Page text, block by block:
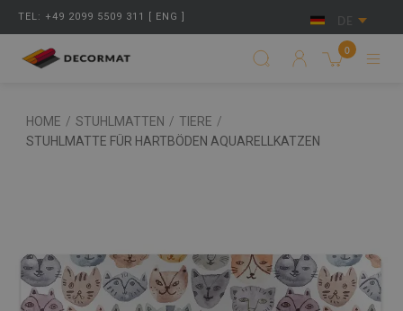
TEL: +49 2099 5509 311 [ ENG ] DE
0
HOME / STUHLMATTEN / TIERE /
STUHLMATTE FÜR HARTBÖDEN AQUARELLKATZEN